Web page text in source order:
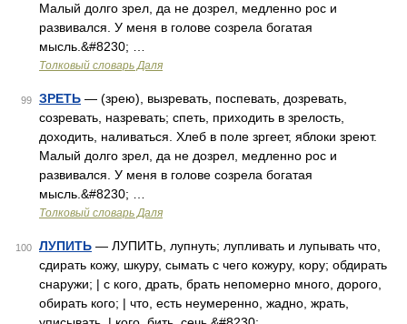
Малый долго зрел, да не дозрел, медленно рос и
развивался. У меня в голове созрела богатая
мысль.&#8230; …
Толковый словарь Даля
99 ЗРЕТЬ — (зрею), вызревать, поспевать, дозревать,
созревать, назревать; спеть, приходить в зрелость,
доходить, наливаться. Хлеб в поле зргеет, яблоки зреют.
Малый долго зрел, да не дозрел, медленно рос и
развивался. У меня в голове созрела богатая
мысль.&#8230; …
Толковый словарь Даля
100 ЛУПИТЬ — ЛУПИТЬ, лупнуть; лупливать и лупывать что,
сдирать кожу, шкуру, сымать с чего кожуру, кору; обдирать
снаружи; | с кого, драть, брать непомерно много, дорого,
обирать кого; | что, есть неумеренно, жадно, жрать,